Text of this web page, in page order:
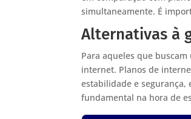
simultaneamente. É
Alternativas à
Para aqueles que
internet. Planos de
estabilidade e segurança,
fundamental na hora de